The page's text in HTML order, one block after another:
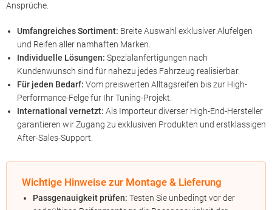
Ansprüche.
Umfangreiches Sortiment: Breite Auswahl exklusiver Alufelgen
und Reifen aller namhaften Marken.
Individuelle Lösungen: Spezialanfertigungen nach
Kundenwunsch sind für nahezu jedes Fahrzeug realisierbar.
Für jeden Bedarf: Vom preiswerten Alltagsreifen bis zur High-
Performance-Felge für Ihr Tuning-Projekt.
International vernetzt: Als Importeur diverser High-End-Hersteller
garantieren wir Zugang zu exklusiven Produkten und erstklassigen
After-Sales-Support.
Wichtige Hinweise zur Montage & Lieferung
Passgenauigkeit prüfen: Testen Sie unbedingt vor der